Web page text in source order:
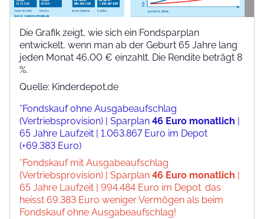
Die Grafik zeigt, wie sich ein Fondsparplan
entwickelt, wenn man ab der Geburt 65 Jahre lang
jeden Monat 46,00 € einzahlt. Die Rendite beträgt 8
%.
Quelle: Kinderdepot.de
*Fondskauf ohne Ausgabeaufschlag
(Vertriebsprovision) | Sparplan 46 Euro monatlich |
65 Jahre Laufzeit | 1.063.867 Euro im Depot
(+69.383 Euro)
*Fondskauf mit Ausgabeaufschlag
(Vertriebsprovision) | Sparplan 46 Euro monatlich |
65 Jahre Laufzeit | 994.484 Euro im Depot. das
heisst 69.383 Euro weniger Vermögen als beim
Fondskauf ohne Ausgabeaufschlag!